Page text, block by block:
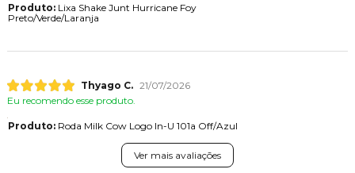
Produto:Lixa Shake Junt Hurricane Foy
Preto/Verde/Laranja
Thyago C. 21/07/2026
Eu recomendo esse produto.
Produto:Roda Milk Cow Logo In-U 101a Off/Azul
Ver mais avaliações